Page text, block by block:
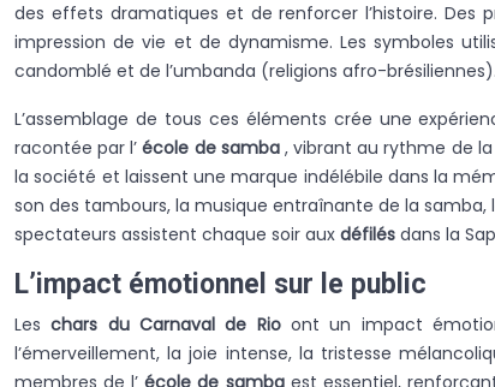
des effets dramatiques et de renforcer l’histoire.
impression de vie et de dynamisme. Les symboles
candomblé et de l’umbanda (religions afro-brésiliennes).
L’assemblage de tous ces éléments crée une
racontée par l’école de samba , vibrant au rythme de la
la société et laissent une marque indélébile dans la
son des tambours, la musique entraînante de la samba,
spectateurs assistent chaque soir aux défilés dans la
L’impact émotionnel sur le public
Leschars du Carnaval de Rioont un impact
l’émerveillement, la joie intense, la tristesse
membres de l’école de samba est essentiel,